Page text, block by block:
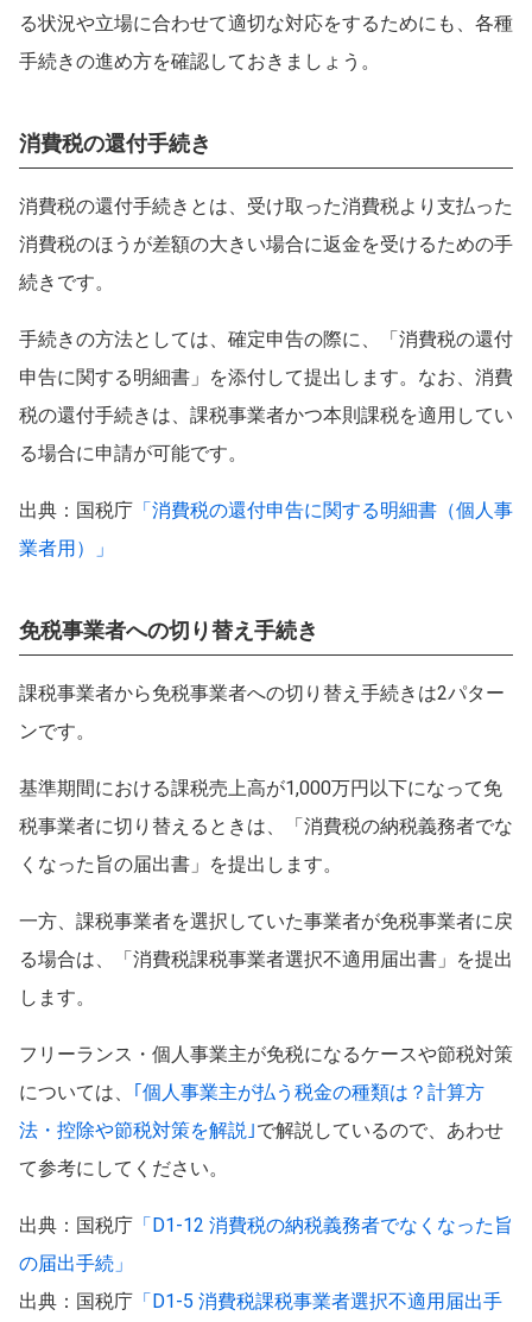
る状況や立場に合わせて適切な対応をするためにも、各種
手続きの進め方を確認しておきましょう。
消費税の還付手続き
消費税の還付手続きとは、受け取った消費税より支払った
消費税のほうが差額の大きい場合に返金を受けるための手
続きです。
手続きの方法としては、確定申告の際に、「消費税の還付
申告に関する明細書」を添付して提出します。なお、消費
税の還付手続きは、課税事業者かつ本則課税を適用してい
る場合に申請が可能です。
出典：国税庁 「消費税の還付申告に関する明細書（個人事
業者用）」
免税事業者への切り替え手続き
課税事業者から免税事業者への切り替え手続きは2パター
ンです。
基準期間における課税売上高が1,000万円以下になって免
税事業者に切り替えるときは、「消費税の納税義務者でな
くなった旨の届出書」を提出します。
一方、課税事業者を選択していた事業者が免税事業者に戻
る場合は、「消費税課税事業者選択不適用届出書」を提出
します。
フリーランス・個人事業主が免税になるケースや節税対策
については、
｢個人事業主が払う税金の種類は？計算方
法・控除や節税対策を解説｣で解説しているので、あわせ
て参考にしてください。
出典：国税庁 「D1-12 消費税の納税義務者でなくなった旨
の届出手続」
出典：国税庁 「D1-5 消費税課税事業者選択不適用届出手